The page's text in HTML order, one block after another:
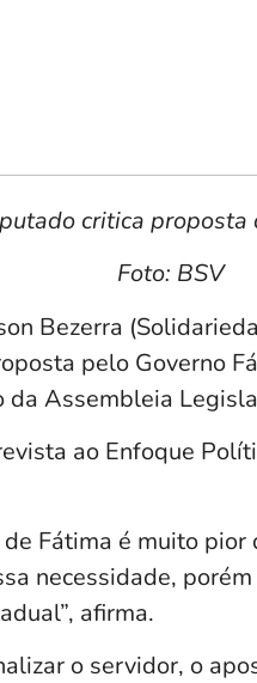
critica proposta
Foto: BSV
Bezerra
pelo Governo
da Assembleia
ao Enfoque
Fátima é muito
necessidade,
afirma.
o servidor, o